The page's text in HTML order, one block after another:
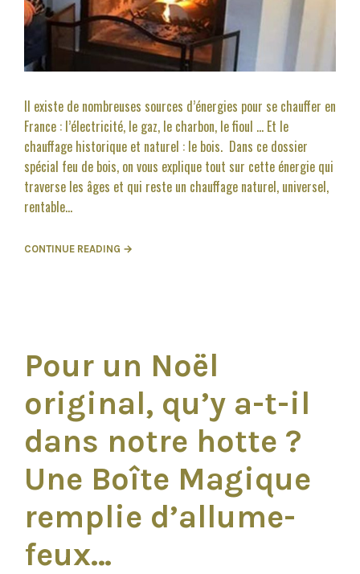
Il existe de nombreuses sources d’énergies pour se chauffer en
France : l’électricité, le gaz, le charbon, le fioul … Et le
chauffage historique et naturel : le bois. Dans ce dossier
spécial feu de bois, on vous explique tout sur cette énergie qui
traverse les âges et qui reste un chauffage naturel, universel,
rentable...
CONTINUE READING →
Pour un Noël
original, qu’y a-t-il
dans notre hotte ?
Une Boîte Magique
remplie d’allume-
feux…